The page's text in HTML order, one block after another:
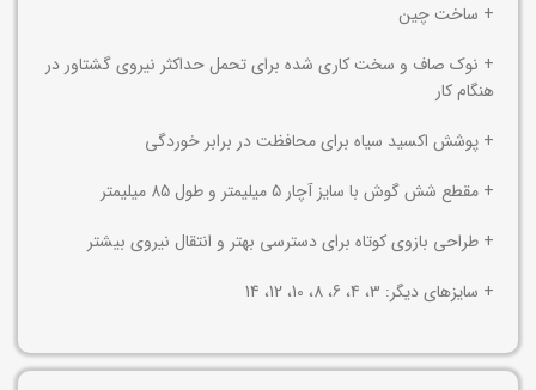
+ ساخت چین
+ نوک صاف و سخت کاری شده برای تحمل حداکثر نیروی گشتاور در
هنگام کار
+ پوشش اکسید سیاه برای محافظت در برابر خوردگی
+ مقطع شش گوش با سایز آچار 5 میلیمتر و طول 85 میلیمتر
+ طراحی بازوی کوتاه برای دسترسی بهتر و انتقال نیروی بیشتر
+ سایزهای دیگر: 3، 4، 6، 8، 10، 12، 14